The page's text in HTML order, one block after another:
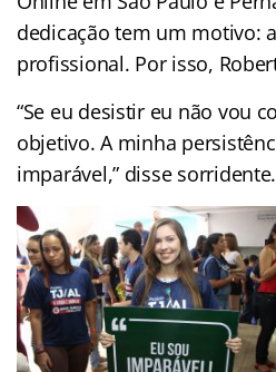
dedicação tem um motivo:
profissional. Por isso,
“Se eu desistir eu não vou
objetivo. A minha
imparável,” disse sorridente.